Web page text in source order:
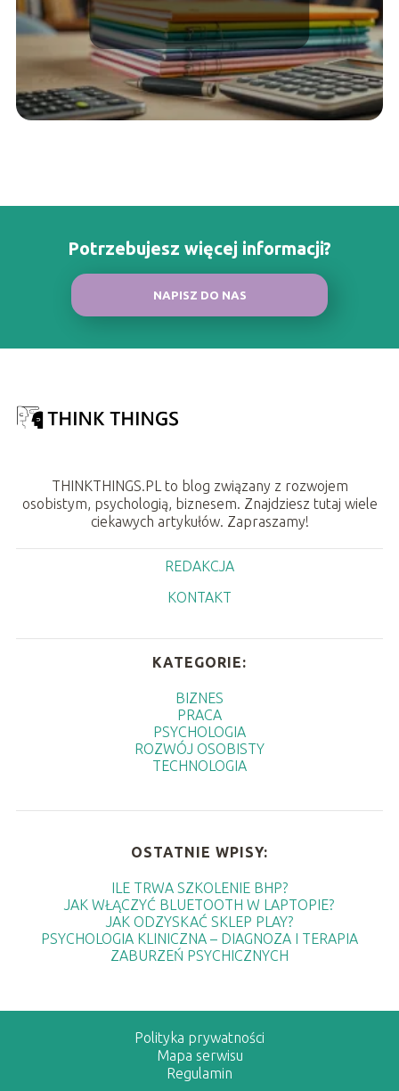
Potrzebujesz więcej informacji?
NAPISZ DO NAS
THINKTHINGS.PL to blog związany z rozwojem
osobistym, psychologią, biznesem. Znajdziesz tutaj wiele
ciekawych artykułów. Zapraszamy!
REDAKCJA
KONTAKT
KATEGORIE:
BIZNES
PRACA
PSYCHOLOGIA
ROZWÓJ OSOBISTY
TECHNOLOGIA
OSTATNIE WPISY:
ILE TRWA SZKOLENIE BHP?
JAK WŁĄCZYĆ BLUETOOTH W LAPTOPIE?
JAK ODZYSKAĆ SKLEP PLAY?
PSYCHOLOGIA KLINICZNA – DIAGNOZA I TERAPIA
ZABURZEŃ PSYCHICZNYCH
Polityka prywatności
Mapa serwisu
Regulamin